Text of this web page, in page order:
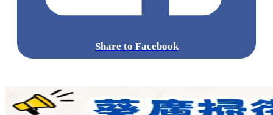
Share to Facebook